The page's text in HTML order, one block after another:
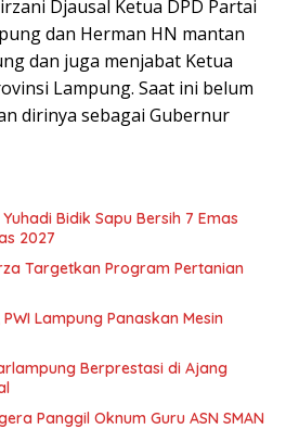
Djausal Ketua DPD Partai
dan Herman HN mantan
dan juga menjabat Ketua
Lampung. Saat ini belum
dirinya sebagai Gubernur
Bidik Sapu Bersih 7 Emas
2027
Targetkan Program Pertanian
Lampung Panaskan Mesin
Berprestasi di Ajang
Panggil Oknum Guru ASN SMAN